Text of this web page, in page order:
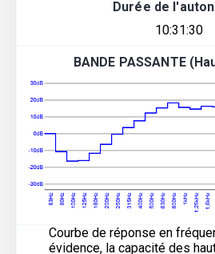
Durée de
10:31:30
BANDE PASSANTE
Courbe de réponse en
évidence, la capacité des